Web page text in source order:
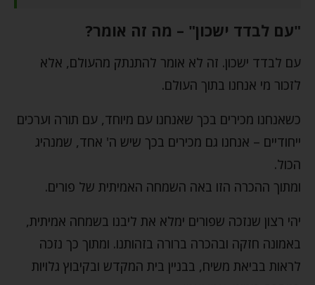
"עם לבדד ישכון" – מה זה אומר?
עם לבדד ישכון. זה לא אומר להתנתק מהעולם, אלא
לזכור מי אנחנו בתוך העולם.
כשאנחנו מכירים בכך שאנחנו עם מיוחד, עם תורה וערכים
ייחודיים – אנחנו גם מכירים בכך שיש ה' אחד, שמנהיג
הכול.
ומתוך ההכרה הזו באה השמחה האמיתית של פורים.
יהי רצון שנזכה שפורים ימלא את ליבנו בשמחה אמיתית,
באמונה חזקה ובהכרה ברורה בזהותנו. ומתוך כך נזכה
לראות בביאת משיח, בבניין בית המקדש ובקיבוץ גלויות